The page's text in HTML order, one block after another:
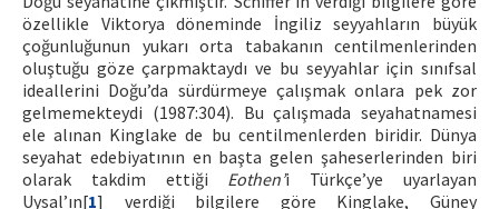
özellikle Viktorya döneminde İngiliz seyyahların büyük
çoğunluğunun yukarı orta tabakanın centilmenlerinden
oluştuğu göze çarpmaktaydı ve bu seyyahlar için sınıfsal
ideallerini Doğu’da sürdürmeye çalışmak onlara pek zor
gelmemekteydi (1987:304). Bu çalışmada seyahatnamesi
ele alınan Kinglake de bu centilmenlerden biridir. Dünya
seyahat edebiyatının en başta gelen şaheserlerinden biri
olarak takdim ettiği Eothen’i Türkçe’ye uyarlayan
Uysal’ın[1] verdiği bilgilere göre Kinglake, Güney